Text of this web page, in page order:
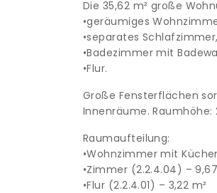
Die 35,62 m² große
•geräumiges
•separates Schlafzimmer,
•Badezimmer mit
•Flur.
Große Fensterflächen
Innenräume. Raumhöhe:
Raumaufteilung:
•Wohnzimmer mit
•Zimmer (2.2.4.04) –
•Flur (2.2.4.01) – 3,22 m²